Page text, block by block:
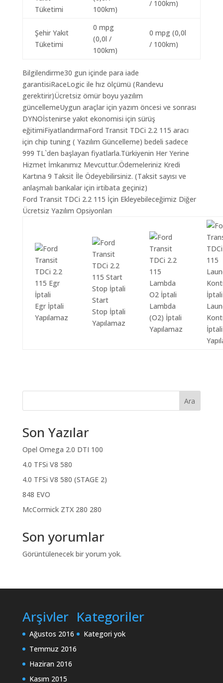
Tüketimi
100km)
/ 100km)
Şehir Yakıt
Tüketimi
0 mpg
(0,0l /
100km)
0 mpg (0,0l
/ 100km)
Bilgilendirme30 gun içinde para iade
garantisiRaceLogic ile hız ölçümü (Randevu
gerektirir)Ücretsiz ömür boyu yazılım
güncellemeUygun araçlar için yazım öncesi ve sonrası
DYNOİstenirse yakıt ekonomisi için sürüş
eğitimiFiyatlandırmaFord Transit TDCi 2.2 115 aracı
için chip tuning ( Yazılım Güncelleme) bedeli sadece
999 TL`den başlayan fiyatlarla.Türkiyenin Her Yerine
Hizmet İmkanımız Mevcuttur.Ödemeleriniz Kredi
Kartına 9 Taksit İle Ödeyebilirsiniz. (Taksit sayısı ve
anlaşmalı bankalar için irtibata geçiniz)
Ford Transit TDCi 2.2 115 İçin Ekleyebileceğimiz Diğer
Ücretsiz Yazılım Opsiyonları
Egr İptali
Yapılamaz
Start
Stop İptali
Yapılamaz
Lambda
(O2) İptali
Yapılamaz
İptali
Ara
Son Yazılar
Opel Omega 2.0 DTI 100
4.0 TFSi V8 580
4.0 TFSi V8 580 (STAGE 2)
848 EVO
McCormick ZTX 280 280
Son yorumlar
Görüntülenecek bir yorum yok.
Arşivler
Ağustos 2016
Temmuz 2016
Haziran 2016
Kasım 2015
Kategoriler
Kategori yok